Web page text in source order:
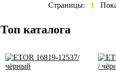
Страницы: 1
Топ каталога